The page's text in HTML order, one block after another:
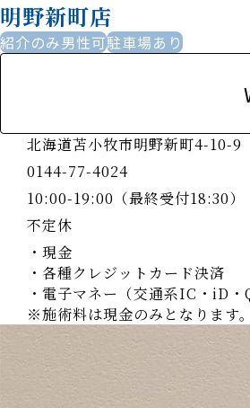
明野新町店
紹介のみ男性可駐車場あり
北海道苫小牧市明野新町4-10-9
0144-77-4024
10:00-19:00（最終受付18:30）
不定休
・現金
・各種クレジットカード決済
・電子マネー（交通系IC・iD
※施術料は現金のみとなります。